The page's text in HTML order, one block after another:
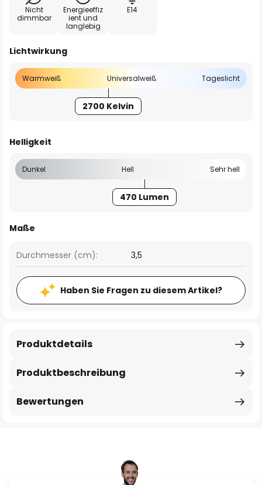
Nicht
dimmbar
Energieeffiz
ient und
langlebig
E14
Lichtwirkung
Warmweiß Universalweiß Tageslicht
2700 Kelvin
Helligkeit
Dunkel Hell Sehr hell
470 Lumen
Maße
Durchmesser (cm): 3,5
Haben Sie Fragen zu diesem Artikel?
Produktbeschreibung
Produktdetails
Bewertungen